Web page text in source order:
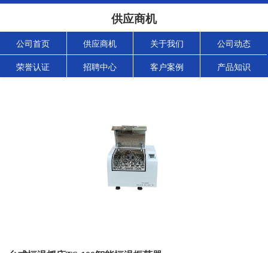
供应商机
公司首页 供应商机 关于我们 公司动态
荣誉认证 招聘中心 客户案例 产品知识